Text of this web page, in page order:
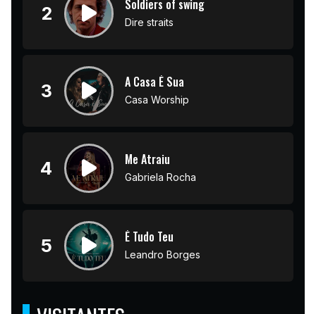
2 Soldiers of swing
Dire straits
3 A Casa É Sua
Casa Worship
4 Me Atraiu
Gabriela Rocha
5 É Tudo Teu
Leandro Borges